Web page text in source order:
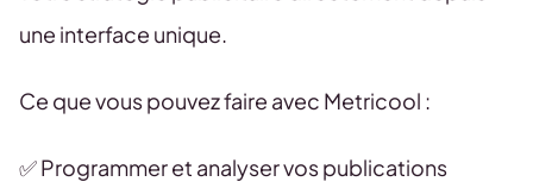
une interface unique.
Ce que vous pouvez faire avec Metricool :
✅ Programmer et analyser vos publications